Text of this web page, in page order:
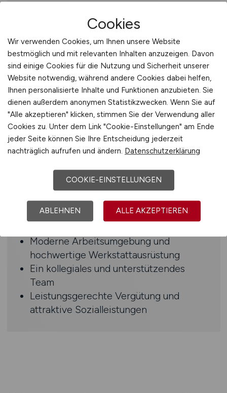
Abgeschlossene Ausbildung als KFZ-
Mechatroniker oder vergleichbare
Qualifikation
Fundierte Kenntnisse in der
Fahrzeugtechnik und Elektronik
Handwerkliches Geschick und
technisches Verständnis
Zuverlässigkeit, Teamfähigkeit und
Kundenorientierung
Benefits
Eine abwechslungsreiche und
Moderne Arbeitsumgebung und
hochwertige Werkstattausrüstung
Ein kollegiales und unterstützendes
Team
Leistungsgerechte Vergütung und
attraktive Sozialleistungen
Cookies
Wir verwenden Cookies, um Ihnen unsere Website
bestmöglich und mit relevanten Inhalten anzuzeigen. Davon
sind einige Cookies für die Nutzung und Sicherheit unserer
Website notwendig, während andere Cookies dabei helfen,
Ihnen personalisierte Inhalte und Funktionen anzubieten. Sie
dienen außerdem anonymen Statistikzwecken. Wenn Sie auf
"Alle akzeptieren" klicken, stimmen Sie der Verwendung aller
Cookies zu. Unter dem Link "Cookie-Einstellungen" am Ende
jeder Seite können Sie Ihre Entscheidung jederzeit
nachträglich aufrufen und ändern. Datenschutzerklärung
COOKIE-EINSTELLUNGEN
ABLEHNEN ALLE AKZEPTIEREN